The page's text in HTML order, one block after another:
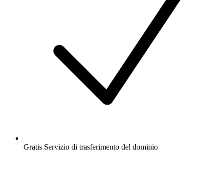
Gratis Servizio di trasferimento del dominio